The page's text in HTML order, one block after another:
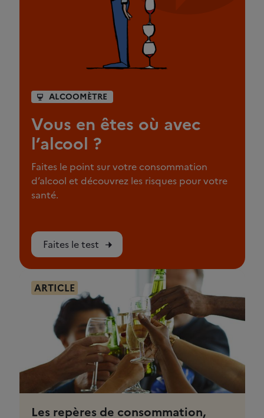
ALCOOMÈTRE
Vous en êtes où avec
l’alcool ?
Faites le point sur votre consommation
d’alcool et découvrez les risques pour votre
santé.
Faites le test
ARTICLE
Les repères de consommation,